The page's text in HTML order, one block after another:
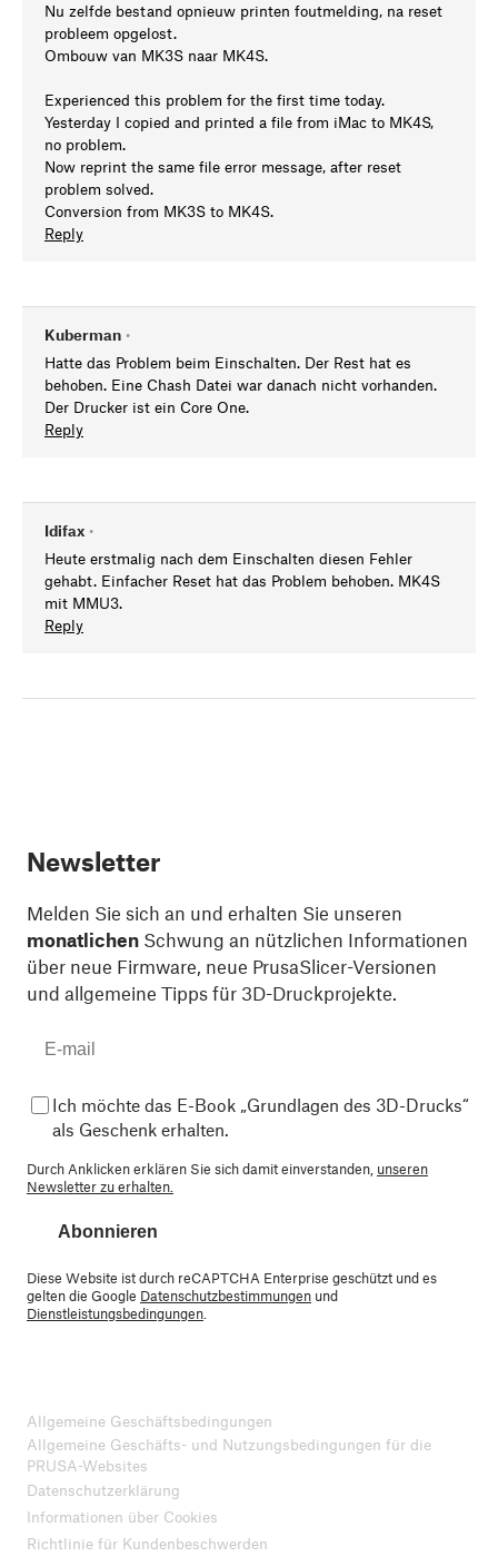
Nu zelfde bestand opnieuw printen foutmelding, na reset
probleem opgelost.
Ombouw van MK3S naar MK4S.
Experienced this problem for the first time today.
Yesterday I copied and printed a file from iMac to MK4S,
no problem.
Now reprint the same file error message, after reset
problem solved.
Conversion from MK3S to MK4S.
Reply
Kuberman •
Hatte das Problem beim Einschalten. Der Rest hat es
behoben. Eine Chash Datei war danach nicht vorhanden.
Der Drucker ist ein Core One.
Reply
Idifax •
Heute erstmalig nach dem Einschalten diesen Fehler
gehabt. Einfacher Reset hat das Problem behoben. MK4S
mit MMU3.
Reply
Newsletter
Melden Sie sich an und erhalten Sie unseren
monatlichen Schwung an nützlichen Informationen
über neue Firmware, neue PrusaSlicer-Versionen
und allgemeine Tipps für 3D-Druckprojekte.
Ich möchte das E-Book „Grundlagen des 3D-Drucks“
als Geschenk erhalten.
Durch Anklicken erklären Sie sich damit einverstanden, unseren
Newsletter zu erhalten.
Abonnieren
Diese Website ist durch reCAPTCHA Enterprise geschützt und es
gelten die Google Datenschutzbestimmungen und
Dienstleistungsbedingungen
Allgemeine Geschäftsbedingungen
Allgemeine Geschäfts- und Nutzungsbedingungen für die
PRUSA-Websites
Datenschutzerklärung
Informationen über Cookies
Richtlinie für Kundenbeschwerden